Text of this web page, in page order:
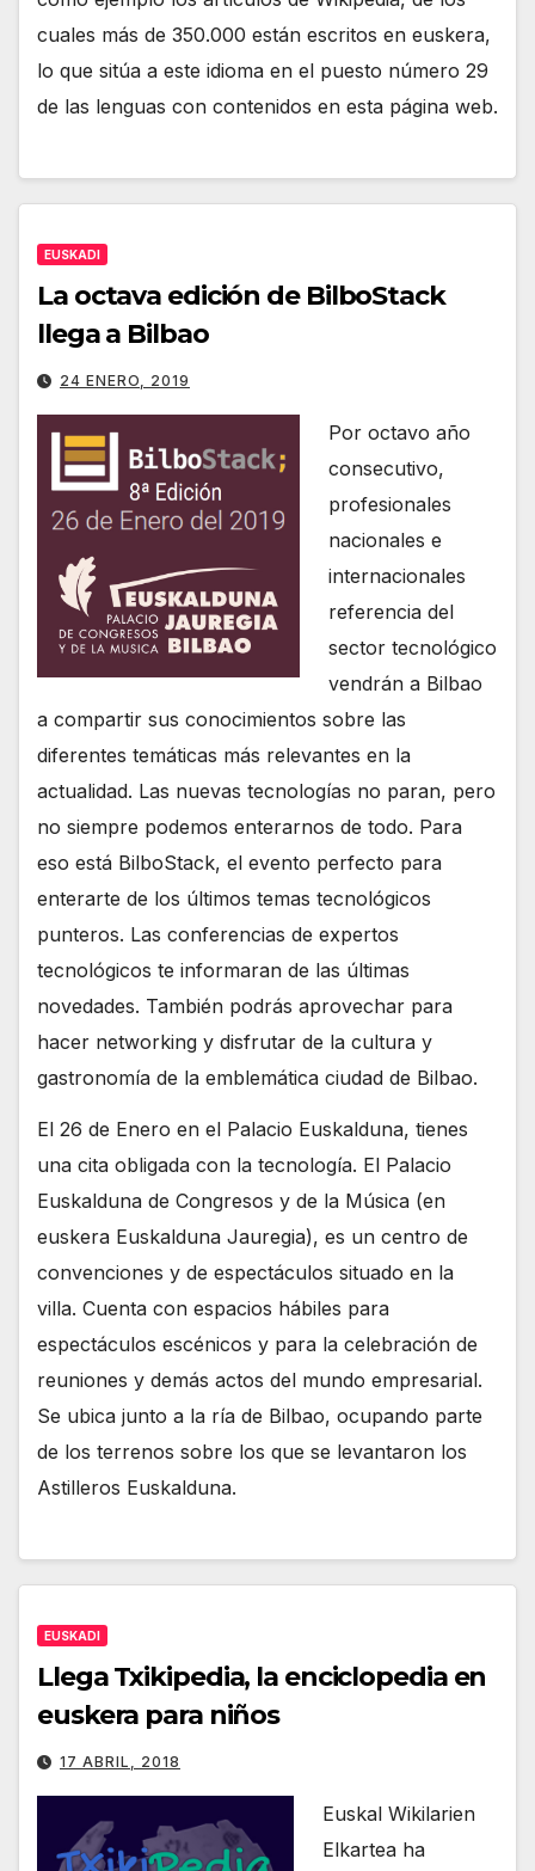
cuales más de 350.000 están escritos en euskera,
lo que sitúa a este idioma en el puesto número 29
de las lenguas con contenidos en esta página web.
EUSKADI
La octava edición de BilboStack
llega a Bilbao
24 ENERO, 2019
Por octavo año
consecutivo,
profesionales
nacionales e
internacionales
referencia del
sector tecnológico
vendrán a Bilbao
a compartir sus conocimientos sobre las
diferentes temáticas más relevantes en la
actualidad. Las nuevas tecnologías no paran, pero
no siempre podemos enterarnos de todo. Para
eso está BilboStack, el evento perfecto para
enterarte de los últimos temas tecnológicos
punteros. Las conferencias de expertos
tecnológicos te informaran de las últimas
novedades. También podrás aprovechar para
hacer networking y disfrutar de la cultura y
gastronomía de la emblemática ciudad de Bilbao.
El 26 de Enero en el Palacio Euskalduna, tienes
una cita obligada con la tecnología. El Palacio
Euskalduna de Congresos y de la Música (en
euskera Euskalduna Jauregia), es un centro de
convenciones y de espectáculos situado en la
villa. Cuenta con espacios hábiles para
espectáculos escénicos y para la celebración de
reuniones y demás actos del mundo empresarial.
Se ubica junto a la ría de Bilbao, ocupando parte
de los terrenos sobre los que se levantaron los
Astilleros Euskalduna.
EUSKADI
Llega Txikipedia, la enciclopedia en
euskera para niños
17 ABRIL, 2018
Euskal Wikilarien
Elkartea ha